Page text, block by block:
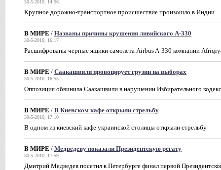
30-5-2010, 14:56
Крупное дорожно-транспортное происшествие произошло в Индии
В МИРЕ / Названы причины крушения ливийского А-330
30-5-2010, 16:17
Расшифрованы черные ящики самолета Airbus A-330 компании
В МИРЕ / Саакашвили провоцирует грузин на выборах
30-5-2010, 16:55
Оппозиция обвинила Саакашвили в нарушении Избирательного
В МИРЕ / В Киевском кафе открыли стрельбу
30-5-2010, 17:10
В одном из киевский кафе украинской столицы открыли стрельбу
В МИРЕ / Медведеву показали Президентскую регату
30-5-2010, 17:59
Дмитрий Медведев посетил в Петербурге финал первой